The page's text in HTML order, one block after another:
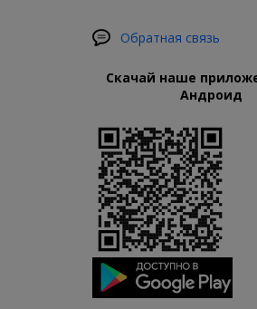
Обратная связь
Скачай наше
Андроид